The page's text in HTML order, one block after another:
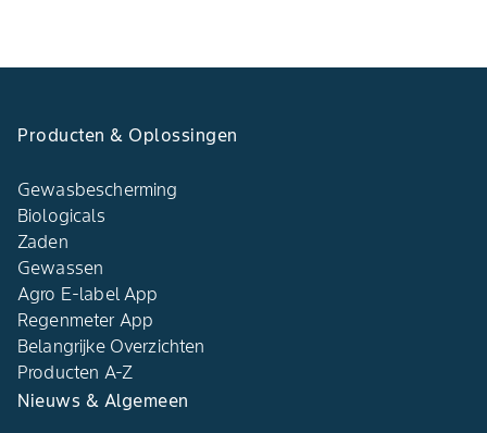
Producten & Oplossingen
Gewasbescherming
Biologicals
Zaden
Gewassen
Agro E-label App
Regenmeter App
Belangrijke Overzichten
Producten A-Z
Nieuws & Algemeen